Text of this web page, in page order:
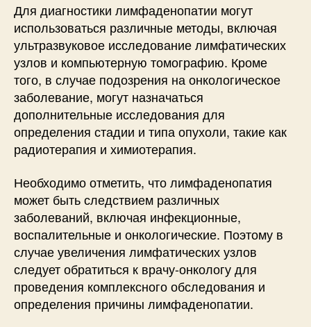
Для диагностики лимфаденопатии могут
использоваться различные методы, включая
ультразвуковое исследование лимфатических
узлов и компьютерную томографию. Кроме
того, в случае подозрения на онкологическое
заболевание, могут назначаться
дополнительные исследования для
определения стадии и типа опухоли, такие как
радиотерапия и химиотерапия.
Необходимо отметить, что лимфаденопатия
может быть следствием различных
заболеваний, включая инфекционные,
воспалительные и онкологические. Поэтому в
случае увеличения лимфатических узлов
следует обратиться к врачу-онкологу для
проведения комплексного обследования и
определения причины лимфаденопатии.